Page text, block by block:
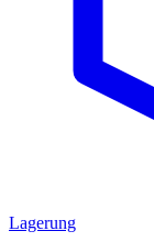
Lagerung